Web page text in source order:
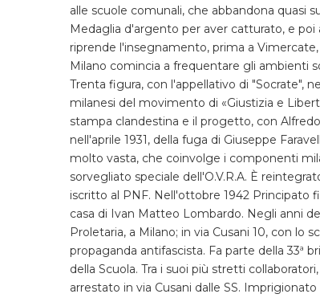
alle scuole comunali, che abbandona quasi
Medaglia d'argento per aver catturato, e poi
riprende l'insegnamento, prima a Vimercate,
Milano comincia a frequentare gli ambienti
Trenta figura, con l'appellativo di "Socrate",
milanesi del movimento di «Giustizia e
stampa clandestina e il progetto, con
nell'aprile 1931, della fuga di Giuseppe
molto vasta, che coinvolge i componenti
sorvegliato speciale dell'O.V.R.A. È
iscritto al PNF. Nell'ottobre 1942 Principato
casa di Ivan Matteo Lombardo. Negli anni
Proletaria, a Milano; in via Cusani 10, con
propaganda antifascista. Fa parte della 33ª
della Scuola. Tra i suoi più stretti
arrestato in via Cusani dalle SS.